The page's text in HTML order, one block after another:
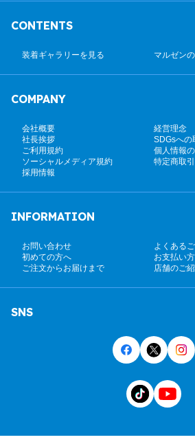
CONTENTS
装着ギャラリーを見る マルゼン
COMPANY
会社概要
経営理念
社長挨拶
SDGsへの
ご利用規約
個人情報
ソーシャルメディア規約
特定商取
採用情報
INFORMATION
お問い合わせ
よくある
初めての方へ
お支払い
ご注文からお届けまで
店舗のご
SNS